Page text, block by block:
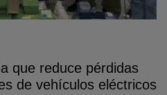
que reduce pérdidas
de vehículos eléctricos